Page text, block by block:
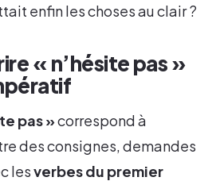
enfin les choses au clair ?
« n’hésite pas »
pas »correspond à
des consignes, demandes
lesverbes du premier